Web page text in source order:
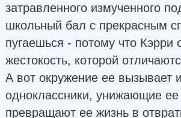
затравленного измученного
школьный бал с прекрасным
пугаешься - потому что Кэрри
жестокость, которой
А вот окружение ее вызывает
одноклассники, унижающие ее
превращают ее жизнь в